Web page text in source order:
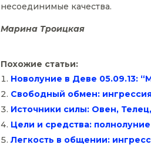
несоединимые качества.
Марина Троицкая
Похожие статьи:
Новолуние в Деве 05.09.13:
Свободный обмен:
Источники силы: Овен,
Цели и средства:
Легкость в общении: